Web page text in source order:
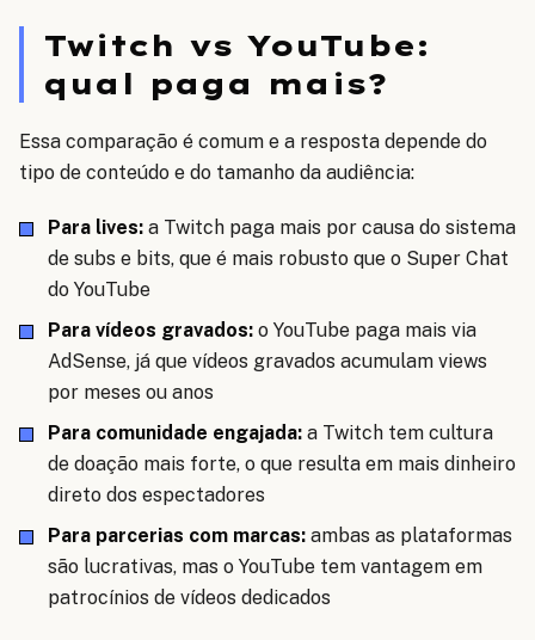
Twitch vs YouTube:
qual paga mais?
Essa comparação é comum e a resposta depende do
tipo de conteúdo e do tamanho da audiência:
Para lives: a Twitch paga mais por causa do sistema
de subs e bits, que é mais robusto que o Super Chat
do YouTube
Para vídeos gravados: o YouTube paga mais via
AdSense, já que vídeos gravados acumulam views
por meses ou anos
Para comunidade engajada: a Twitch tem cultura
de doação mais forte, o que resulta em mais dinheiro
direto dos espectadores
Para parcerias com marcas: ambas as plataformas
são lucrativas, mas o YouTube tem vantagem em
patrocínios de vídeos dedicados